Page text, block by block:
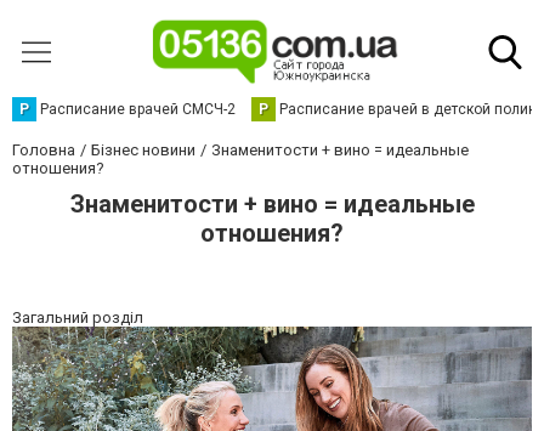
Р Расписание врачей СМСЧ-2 Р Расписание врачей в детской
Головна Бізнес новини
Знаменитости + вино = идеальные
отношения?
Знаменитости + вино = идеальные
отношения?
Загальний розділ